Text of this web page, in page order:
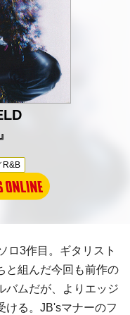
R&B
ロ3作目。ギタリスト
と組んだ今回も前作の
バムだが、よりエッジ
ける。JB'sマナーのフ